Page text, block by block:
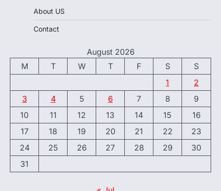
About US
Contact
August 2026
M
T W T F S
S
1
2
3
4 5 6 7 8
9
10
11 12 13 14 15
16
17
18 19 20 21 22
23
24
25 26 27 28 29
30
31